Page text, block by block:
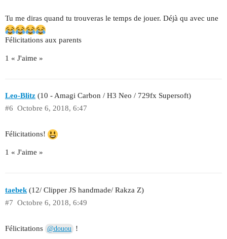
Tu me diras quand tu trouveras le temps de jouer. Déjà qu avec une
Félicitations aux parents
1 « J'aime »
Leo-Blitz (10 - Amagi Carbon / H3 Neo / 729fx Supersoft)
Octobre 6, 2018, 6:47
#6
Félicitations!
1 « J'aime »
taebek (12/ Clipper JS handmade/ Rakza Z)
Octobre 6, 2018, 6:49
#7
Félicitations @douou !